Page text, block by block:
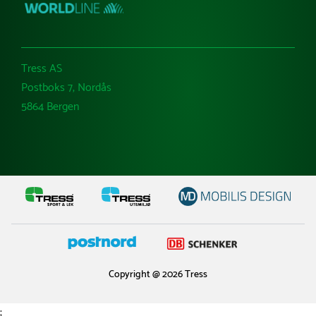
Tress AS
Postboks 7, Nordås
5864 Bergen
Copyright @ 2026 Tress